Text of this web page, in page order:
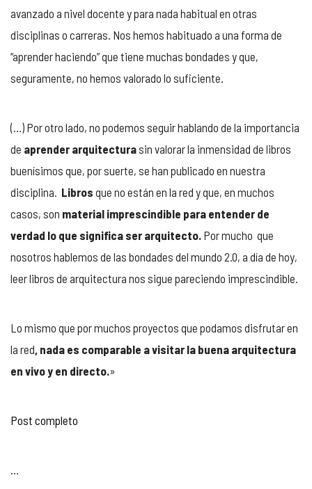
avanzado a nivel docente y para nada habitual en otras
disciplinas o carreras. Nos hemos habituado a una forma de
“aprender haciendo” que tiene muchas bondades y que,
seguramente, no hemos valorado lo suficiente.
(…) Por otro lado, no podemos seguir hablando de la importancia
de aprender arquitecturasin valorar la inmensidad de libros
buenísimos que, por suerte, se han publicado en nuestra
disciplina. Libros que no están en la red y que, en muchos
casos, son material imprescindible para entender de
verdad lo que significa ser arquitecto. Por mucho que
nosotros hablemos de las bondades del mundo 2.0, a día de hoy,
leer libros de arquitectura nos sigue pareciendo imprescindible.
Lo mismo que por muchos proyectos que podamos disfrutar en
la red, nada es comparable a visitar la buena arquitectura
en vivo y en directo.»
Post completo
…